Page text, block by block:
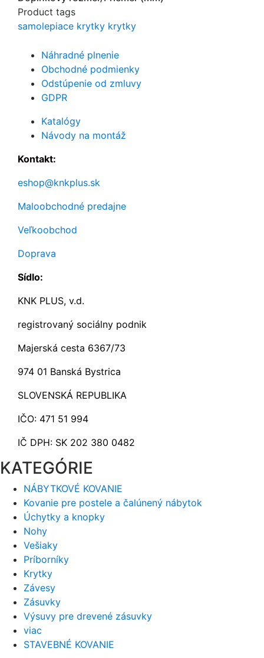
Product tags
samolepiace krytky krytky
Náhradné plnenie
Obchodné podmienky
Odstúpenie od zmluvy
GDPR
Katalógy
Návody na montáž
Kontakt:
eshop@knkplus.sk
Maloobchodné predajne
Veľkoobchod
Doprava
Sídlo:
KNK PLUS, v.d.
registrovaný sociálny podnik
Majerská cesta 6367/73
974 01 Banská Bystrica
SLOVENSKÁ REPUBLIKA
IČO: 471 51 994
IČ DPH: SK 202 380 0482
KATEGÓRIE
NÁBYTKOVÉ KOVANIE
Kovanie pre postele a čalúnený nábytok
Úchytky a knopky
Nohy
Vešiaky
Príborníky
Krytky
Závesy
Zásuvky
Výsuvy pre drevené zásuvky
viac
STAVEBNÉ KOVANIE